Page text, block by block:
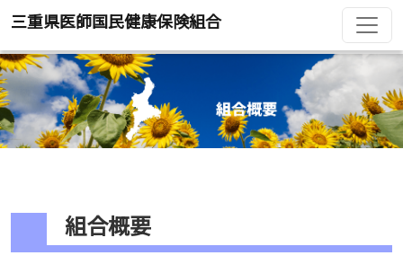
三重県医師国民健康保険組合
組合概要